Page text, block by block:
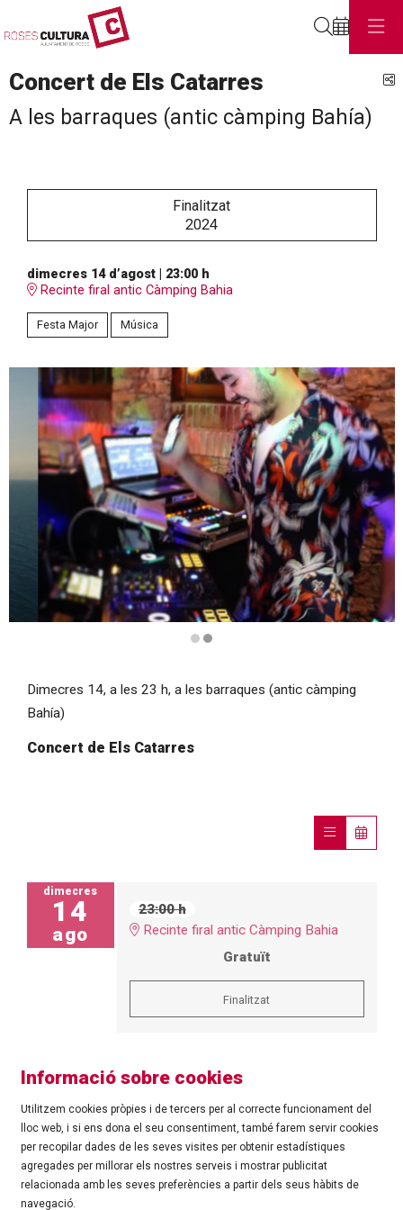
Concert de Els Catarres
A les barraques (antic càmping Bahía)
Finalitzat
2024
dimecres 14 d’agost| 23:00 h
Recinte firal antic Càmping Bahia
Festa Major Música
Dimecres 14, a les 23 h, a les barraques (antic càmping
Bahía)
Concert de Els Catarres
dimecres
14
ago
23:00 h
Recinte firal antic Càmping Bahia
Gratuït
Finalitzat
©Ajuntament de Roses| C/ Tarragona, 81 | 17480 ROSES
Tel.: 972 25 24 00 |
Informació sobre cookies
Utilitzem cookies pròpies i de tercers per al correcte funcionament del
lloc web, i si ens dona el seu consentiment, també farem servir cookies
per recopilar dades de les seves visites per obtenir estadístiques
agregades per millorar els nostres serveis i mostrar publicitat
relacionada amb les seves preferències a partir dels seus hàbits de
navegació.